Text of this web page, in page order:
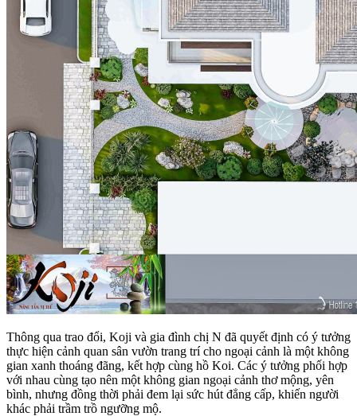
Thông qua trao đổi, Koji và gia đình chị N đã quyết định có ý tưởng
thực hiện cảnh quan sân vườn trang trí cho ngoại cảnh là một không
gian xanh thoáng đãng, kết hợp cùng hồ Koi. Các ý tưởng phối hợp
với nhau cùng tạo nên một không gian ngoại cảnh thơ mộng, yên
bình, nhưng đồng thời phải đem lại sức hút đẳng cấp, khiến người
khác phải trầm trồ ngưỡng mộ.